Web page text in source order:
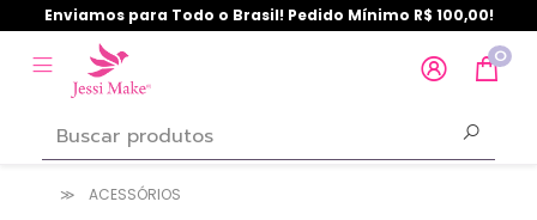
Enviamos para Todo o Brasil! Pedido Mínimo R$ 100,00!
0
ACESSÓRIOS